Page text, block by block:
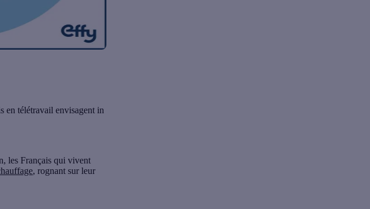
en télétravail envisagent in
les Français qui vivent
, rognant sur leur